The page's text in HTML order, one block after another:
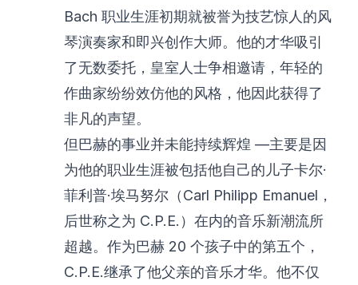
Bach 职业生涯初期就被誉为技艺惊人的风
琴演奏家和即兴创作大师。他的才华吸引
了无数委托，皇室人士争相邀请，年轻的
作曲家纷纷效仿他的风格，他因此获得了
非凡的声望。
但巴赫的事业并未能持续辉煌 —主要是因
为他的职业生涯被包括他自己的儿子卡尔·
菲利普·埃马努尔（Carl Philipp Emanuel，
后世称之为 C.P.E.）在内的音乐新潮流所
超越。作为巴赫 20 个孩子中的第五个，
C.P.E.继承了他父亲的音乐才华。他不仅